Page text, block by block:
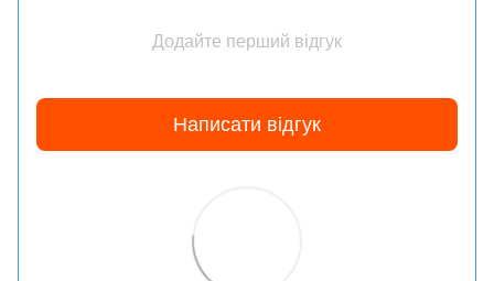
Додайте перший відгук
Написати відгук